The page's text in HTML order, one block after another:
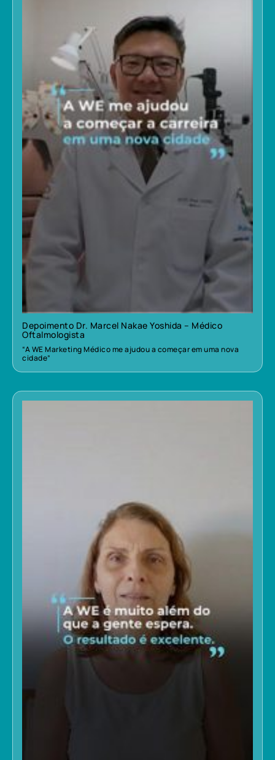
Depoimento Dr. Marcel Nakae Yoshida – Médico
Oftalmologista
“A WE Marketing Médico me ajudou a começar em uma nova
cidade”